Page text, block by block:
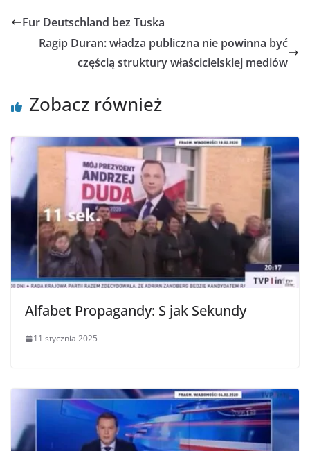
Fur Deutschland bez Tuska
Ragip Duran: władza publiczna nie powinna być
częścią struktury właścicielskiej mediów
Zobacz również
Alfabet Propagandy: S jak Sekundy
11 stycznia 2025